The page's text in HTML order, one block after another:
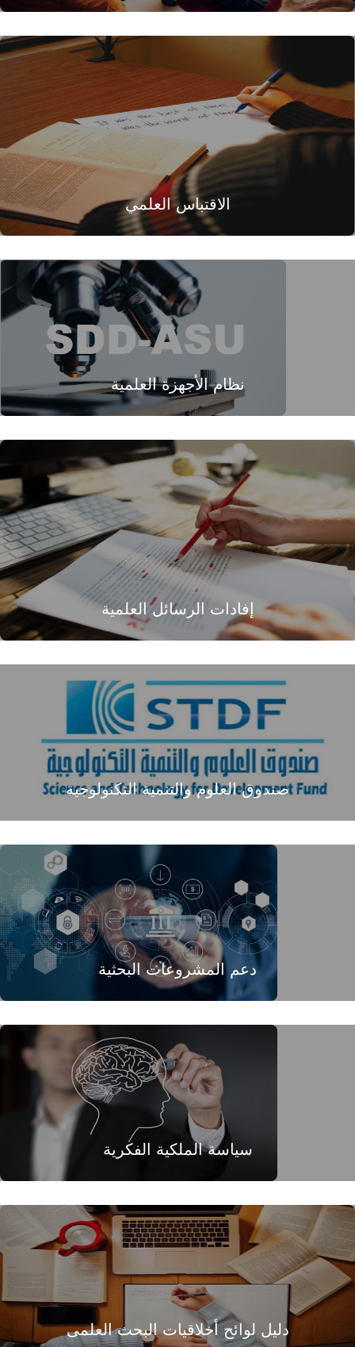
الاقتباس العلمي
نظام الأجهزة العلمية
إفادات الرسائل العلمية
صندوق العلوم والتنمية التكنولوجية
دعم المشروعات البحثية
سياسة الملكية الفكرية
دليل لوائح أخلاقيات البحث العلمى